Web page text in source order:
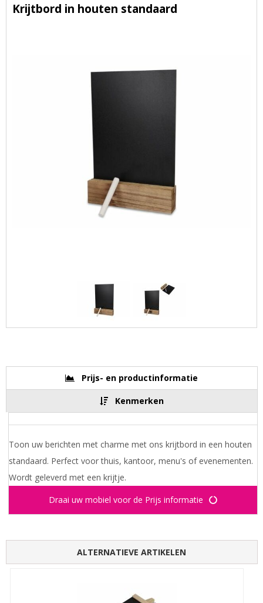
Krijtbord in houten standaard
Prijs- en productinformatie
Kenmerken
Toon uw berichten met charme met ons krijtbord in een houten
standaard. Perfect voor thuis, kantoor, menu's of evenementen.
Wordt geleverd met een krijtje.
Draai uw mobiel voor de Prijs informatie
ALTERNATIEVE ARTIKELEN